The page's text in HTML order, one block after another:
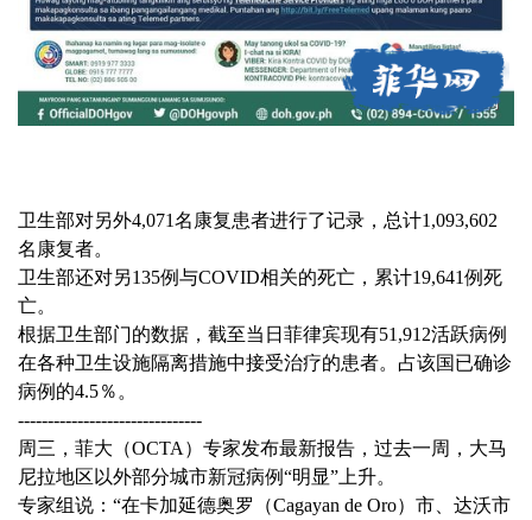
卫生部对另外4,071名康复患者进行了记录，总计1,093,602
名康复者。
卫生部还对另135例与COVID相关的死亡，累计19,641例死
亡。
根据卫生部门的数据，截至当日菲律宾现有51,912活跃病例
在各种卫生设施隔离措施中接受治疗的患者。占该国已确诊
病例的4.5％。
-------------------------------
周三，菲大（OCTA）专家发布最新报告，过去一周，大马
尼拉地区以外部分城市新冠病例“明显”上升。
专家组说：“在卡加延德奥罗（Cagayan de Oro）市、达沃市